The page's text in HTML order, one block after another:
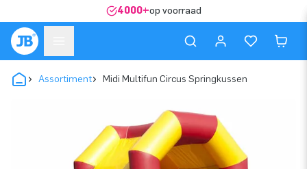
4000+op voorraad
Assortiment Midi Multifun Circus Springkussen